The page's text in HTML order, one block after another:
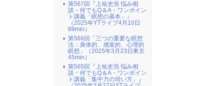
第567回『上祐史浩 悩み相
談・何でもQ＆A・ワンポイン
ト講義「瞑想の基本」』
（2025年YTライブ4月10日
89min）
第566回「三つの重要な瞑想
法：身体的、感覚的、心理的
瞑想」（2025年3月23日東京
45min）
第565回『上祐史浩 悩み相
談・何でもQ＆A・ワンポイン
ト講義「集中力の培い方」』